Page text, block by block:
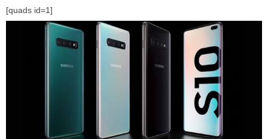
[quads id=1]